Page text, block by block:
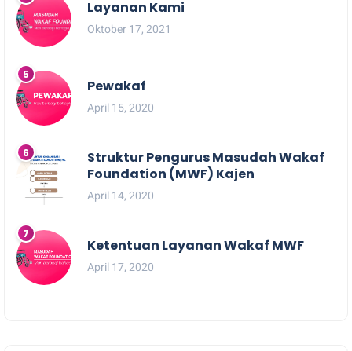
Layanan Kami
Oktober 17, 2021
Pewakaf
April 15, 2020
Struktur Pengurus Masudah Wakaf
Foundation (MWF) Kajen
April 14, 2020
Ketentuan Layanan Wakaf MWF
April 17, 2020